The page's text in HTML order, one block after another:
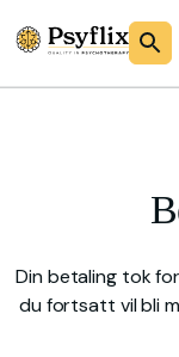
Din betaling tok
du fortsatt vil bli